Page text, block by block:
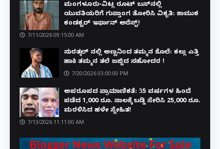
ಮಂಗಳೂರು-ವಿಟ್ಲ ರೂಟ್ ಬಸ್‌ನಲ್ಲಿ
ಯುವತಿಯರಿಗೆ ಗುಪ್ತಾಂಗ ತೋರಿಸಿ ವಿಕೃತಿ: ಕಾಮುಕ
ಕಂಡಕ್ಟರ್ ಇರ್ಫಾನ್ ಅರೆಸ್ಟ್!
7/11/2026 09:15:00 AM
ಸುರತ್ಕಲ್ ನಲ್ಲಿ ಅಣ್ಣನಿಂದ ತಮ್ಮನ ಕೊಲೆ: ಕಲ್ಲು ಎತ್ತಿ
ಹಾಕಿ ತಮ್ಮನ ತಲೆ ಜಜ್ಜಿದ ಸಹೋದರ !
7/20/2026 03:00:00 PM
ಅಪರೂಪದ ಪ್ರಾಮಾಣಿಕತೆ: 35 ವರ್ಷಗಳ ಹಿಂದೆ
ಪಡೆದ 1,000 ರೂ. ಸಾಲಕ್ಕೆ ಬಡ್ಡಿ ಸೇರಿಸಿ 25,000 ರೂ.
ಮರಳಿಸಿದ ಹಳೇ ಸ್ನೇಹಿತ!
7/13/2026 11:11:00 AM